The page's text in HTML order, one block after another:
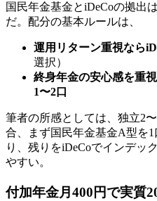
国民年金基金とiDeCoの拠出
だ。配分の基本ルールは、
運用リターン重視なら
選択）
終身年金の安心感を重
1〜2口
筆者の所感としては、独立2
合、まず国民年金基金A型を
り、残りをiDeCoでインデッ
やすい。
付加年金月400円で実質